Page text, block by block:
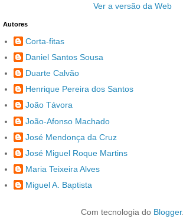
Ver a versão da Web
Autores
Corta-fitas
Daniel Santos Sousa
Duarte Calvão
Henrique Pereira dos Santos
João Távora
João-Afonso Machado
José Mendonça da Cruz
José Miguel Roque Martins
Maria Teixeira Alves
Miguel A. Baptista
Com tecnologia do Blogger.